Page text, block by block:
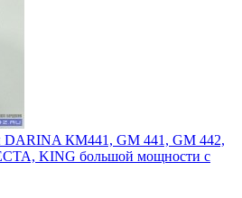
DARINA КМ441, GM 441, GM 442,
KING большой мощности с